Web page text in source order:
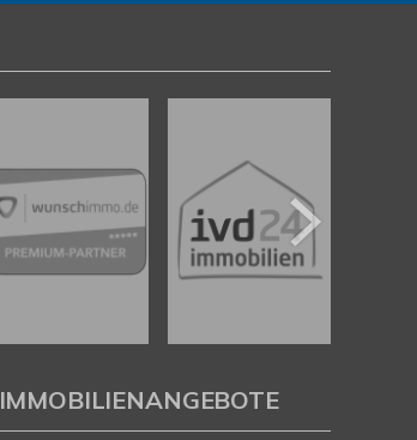
IMMOBILIENANGEBOTE